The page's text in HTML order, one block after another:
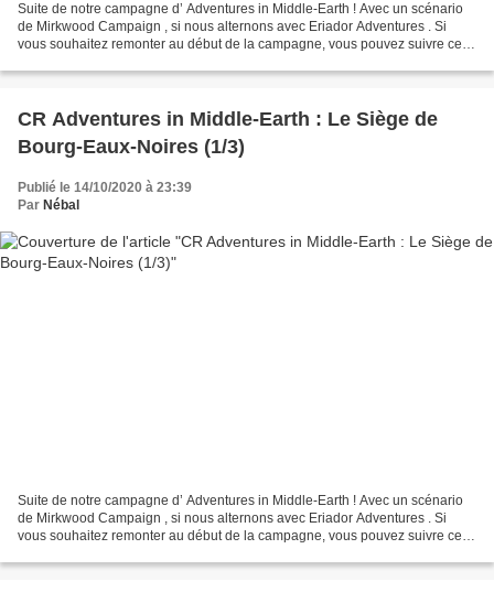
Suite de notre campagne d’ Adventures in Middle-Earth ! Avec un scénario
de Mirkwood Campaign , si nous alternons avec Eriador Adventures . Si
vous souhaitez remonter au début de la campagne, vous pouvez suivre ce
CR Adventures in Middle-Earth : Le Siège de
Bourg-Eaux-Noires (1/3)
Publié le 14/10/2020 à 23:39
Par Nébal
Suite de notre campagne d’ Adventures in Middle-Earth ! Avec un scénario
de Mirkwood Campaign , si nous alternons avec Eriador Adventures . Si
vous souhaitez remonter au début de la campagne, vous pouvez suivre ce